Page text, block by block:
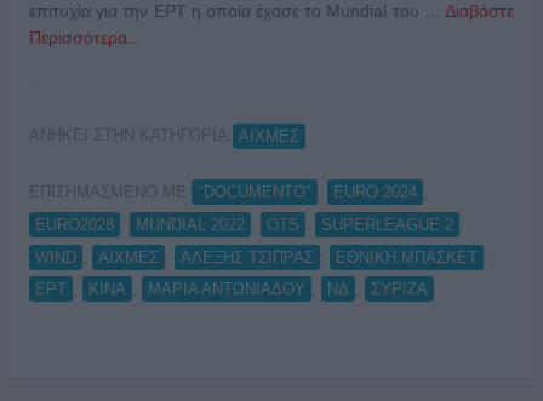
επιτυχία για την ΕΡΤ η οποία έχασε το Mundial του …Διαβάστε
Περισσότερα...
ΑΝΗΚΕΙ ΣΤΗΝ ΚΑΤΗΓΟΡΙΑ: ΑΙΧΜΕΣ
ΕΠΙΣΗΜΑΣΜΕΝΟ ΜΕ: "DOCUMENTO" EURO 2024
EURO2028
MUNDIAL 2022 OTS SUPERLEAGUE 2
WIND
ΑΙΧΜΕΣ ΑΛΕΞΗΣ ΤΣΙΠΡΑΣ ΕΘΝΙΚΗ ΜΠΑΣΚΕΤ
ΕΡΤ
ΚΙΝΑ ΜΑΡΙΑ ΑΝΤΩΝΙΑΔΟΥ ΝΔ ΣΥΡΙΖΑ